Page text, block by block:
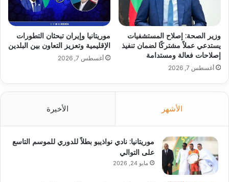
وزير الصحة: إصلاح المستشفيات
يستدعي عملاً مشتركًا لضمان تنفيذ
إصلاحات فعالة ومستدامة
أغسطس 7, 2026
موريتانيا وإيران تبحثان التطورات
الإقليمية وتعزيز التعاون بين البلدين
أغسطس 7, 2026
الأشهر الأخيرة
موريتانيا: نادي نواذيبو بطلاً للدوري للموسم التاسع
على التوالي
مايو 24, 2026